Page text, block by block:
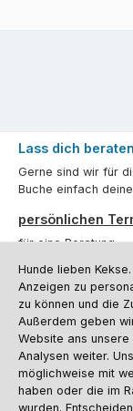
Lass dich
Gerne sind wir für
Buche einfach
persönlichen
für eine Beratung.
Oder über unser
Vertrag
Kundenservice
Informationen
Hunde lieben
Anzeigen zu
zu können und die
Außerdem geben
Website ans
Analysen weiter.
möglichweise mit
haben oder die im
wurden.